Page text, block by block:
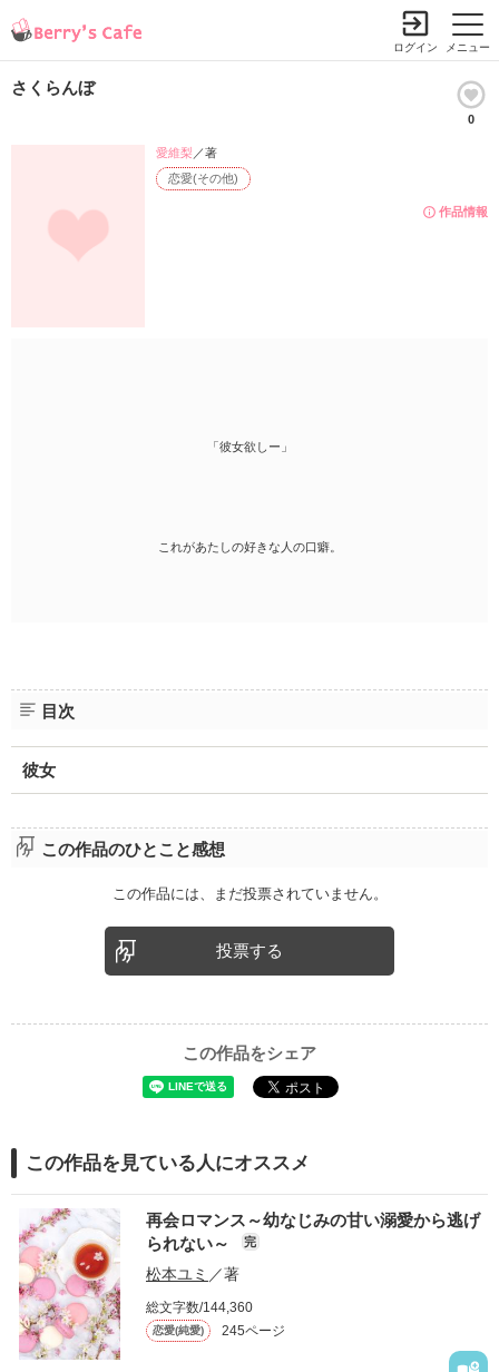
メニュー
ログイン
さくらんぼ
0
作品情報
恋愛(その他)
愛維梨 ／著
「彼女欲しー」
これがあたしの好きな人の口癖。
目次
彼女
この作品のひとこと感想
この作品には、まだ投票されていません。
投票する
この作品をシェア
この作品を見ている人にオススメ
再会ロマンス～幼なじみの甘い溺愛から逃げ
られない～
完
松本ユミ ／著
総文字数/144,360
恋愛(純愛) 245ページ